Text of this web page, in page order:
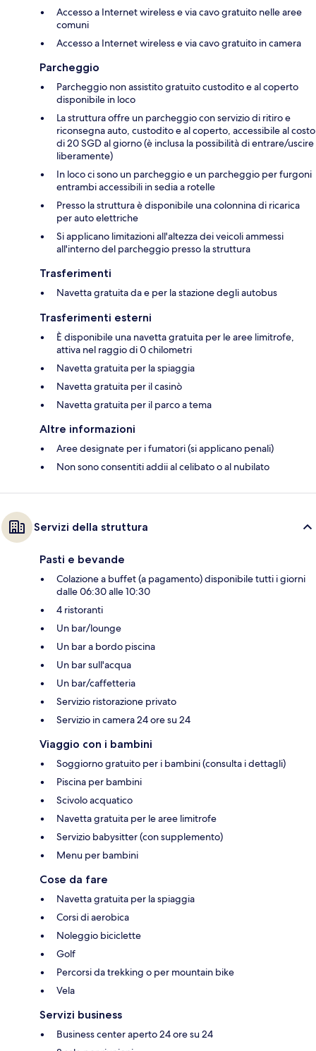
Accesso a Internet wireless e via cavo gratuito nelle aree
comuni
Accesso a Internet wireless e via cavo gratuito in camera
Parcheggio
Parcheggio non assistito gratuito custodito e al coperto
disponibile in loco
La struttura offre un parcheggio con servizio di ritiro e
riconsegna auto, custodito e al coperto, accessibile al costo
di 20 SGD al giorno (è inclusa la possibilità di entrare/uscire
liberamente)
In loco ci sono un parcheggio e un parcheggio per furgoni
entrambi accessibili in sedia a rotelle
Presso la struttura è disponibile una colonnina di ricarica
per auto elettriche
Si applicano limitazioni all'altezza dei veicoli ammessi
all'interno del parcheggio presso la struttura
Trasferimenti
Navetta gratuita da e per la stazione degli autobus
Trasferimenti esterni
È disponibile una navetta gratuita per le aree limitrofe,
attiva nel raggio di 0 chilometri
Navetta gratuita per la spiaggia
Navetta gratuita per il casinò
Navetta gratuita per il parco a tema
Altre informazioni
Aree designate per i fumatori (si applicano penali)
Non sono consentiti addii al celibato o al nubilato
Servizi della struttura
Pasti e bevande
Colazione a buffet (a pagamento) disponibile tutti i giorni
dalle 06:30 alle 10:30
4 ristoranti
Un bar/lounge
Un bar a bordo piscina
Un bar sull'acqua
Un bar/caffetteria
Servizio ristorazione privato
Servizio in camera 24 ore su 24
Viaggio con i bambini
Soggiorno gratuito per i bambini (consulta i dettagli)
Piscina per bambini
Scivolo acquatico
Navetta gratuita per le aree limitrofe
Servizio babysitter (con supplemento)
Menu per bambini
Cose da fare
Navetta gratuita per la spiaggia
Corsi di aerobica
Noleggio biciclette
Golf
Percorsi da trekking o per mountain bike
Vela
Servizi business
Business center aperto 24 ore su 24